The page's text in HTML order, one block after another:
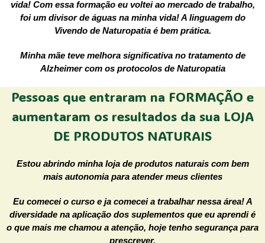
vida! Com essa formação eu voltei ao mercado de trabalho,
foi um divisor de águas na minha vida! A linguagem do
Vivendo de Naturopatia é bem prática.
Minha mãe teve melhora significativa no tratamento de
Alzheimer com os protocolos de Naturopatia
Pessoas que entraram na FORMAÇÃO e
aumentaram os resultados da sua LOJA
DE PRODUTOS NATURAIS
Estou abrindo minha loja de produtos naturais com bem
mais autonomia para atender meus clientes
Eu comecei o curso e ja comecei a trabalhar nessa área! A
diversidade na aplicação dos suplementos que eu aprendi é
o que mais me chamou a atenção, hoje tenho segurança para
prescrever.